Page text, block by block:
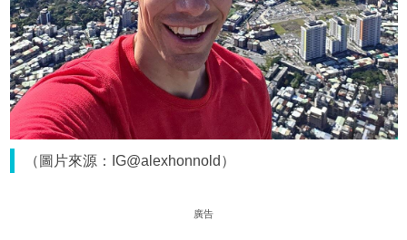
（圖片來源：IG@alexhonnold）
廣告